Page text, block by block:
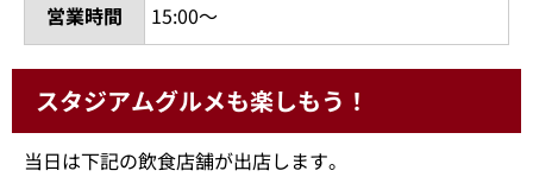
営業時間
15:00～
スタジアムグルメも楽しもう！
当日は下記の飲食店舗が出店します。